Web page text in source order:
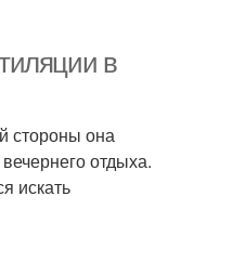
в
стороны она
отдыха.
искать